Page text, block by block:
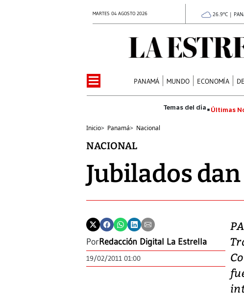
MARTES 04 AGOSTO 2026 26.9°C |
PANAMÁ MUNDO ECONOMÍA
Últimas
Inicio> Panamá> Nacional
NACIONAL
Jubilados
PorRedacción Digital La Estrella
19/02/2011 01:00